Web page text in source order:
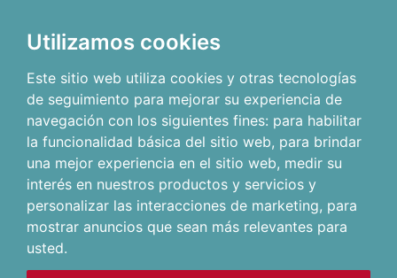
Utilizamos cookies
Este sitio web utiliza cookies y otras tecnologías
de seguimiento para mejorar su experiencia de
navegación con los siguientes fines: para habilitar
la funcionalidad básica del sitio web, para brindar
una mejor experiencia en el sitio web, medir su
interés en nuestros productos y servicios y
personalizar las interacciones de marketing, para
mostrar anuncios que sean más relevantes para
usted.